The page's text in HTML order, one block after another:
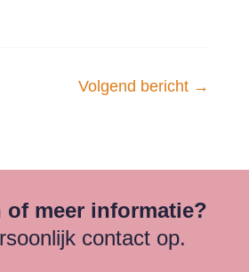
Volgend bericht →
of meer informatie?
contact op.